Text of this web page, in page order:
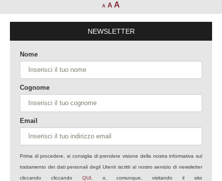
A A A
NEWSLETTER
Nome
Cognome
Email
Prima di procedere, si consiglia di prendere visione della nostra informativa sul
trattamento dei dati personali degli Utenti iscritti al nostro servizio di newsletter
cliccando cliccando QUI , o, comunque, visitando il sito